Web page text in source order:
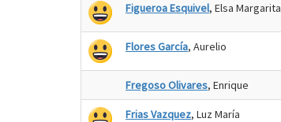
Figueroa Esquivel, Elsa Margarita
Flores García, Aurelio
Fregoso Olivares, Enrique
Frias Vazquez, Luz María